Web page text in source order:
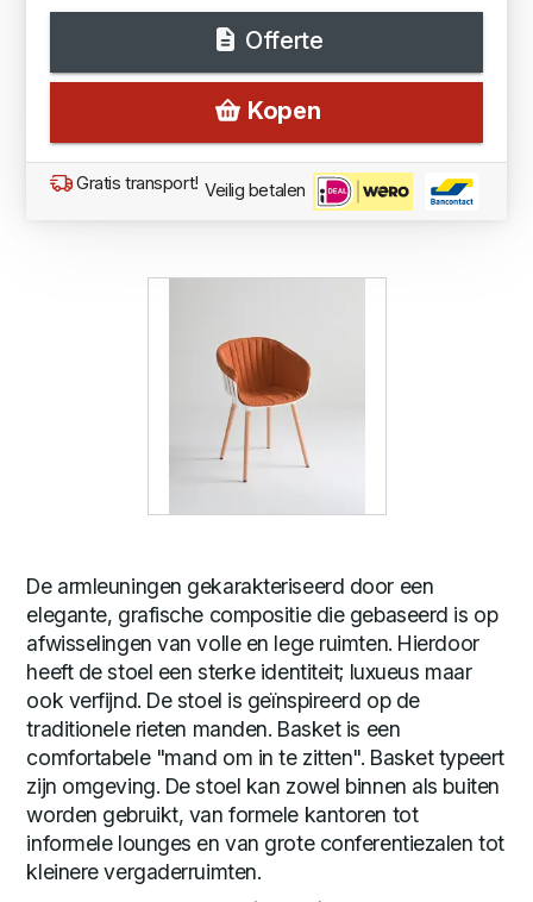
Offerte
Kopen
Gratis transport! Veilig betalen
De armleuningen gekarakteriseerd door een
elegante, grafische compositie die gebaseerd is op
afwisselingen van volle en lege ruimten. Hierdoor
heeft de stoel een sterke identiteit; luxueus maar
ook verfijnd. De stoel is geïnspireerd op de
traditionele rieten manden. Basket is een
comfortabele "mand om in te zitten". Basket typeert
zijn omgeving. De stoel kan zowel binnen als buiten
worden gebruikt, van formele kantoren tot
informele lounges en van grote conferentiezalen tot
kleinere vergaderruimten.